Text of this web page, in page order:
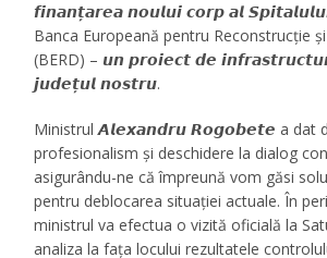
𝙛𝙞𝙣𝙖𝙣𝙩̦𝙖𝙧𝙚𝙖 𝙣𝙤𝙪𝙡𝙪𝙞 𝙘𝙤𝙧𝙥 𝙖𝙡
Banca Europeană pentru Reconstrucție
(BERD) – 𝙪𝙣 𝙥𝙧𝙤𝙞𝙚𝙘𝙩 𝙙𝙚
𝙟𝙪𝙙𝙚𝙩̦𝙪𝙡 𝙣𝙤𝙨𝙩𝙧𝙪.
Ministrul 𝘼𝙡𝙚𝙭𝙖𝙣𝙙𝙧𝙪 𝙍𝙤𝙜𝙤𝙗𝙚𝙩𝙚 a dat
profesionalism și deschidere la dialog
asigurându-ne că împreună vom găsi
pentru deblocarea situației actuale. În
ministrul va efectua o vizită oficială la
analiza la fața locului rezultatele